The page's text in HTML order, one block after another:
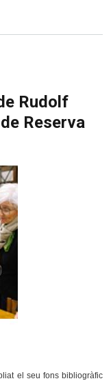
Rudolf
Reserva
el seu fons bibliogràfic